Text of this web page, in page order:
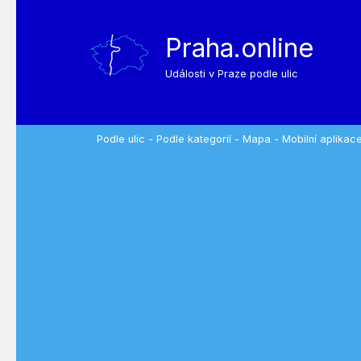
Praha.online
Události v Praze podle ulic
Podle ulic - Podle kategorií - Mapa - Mobilní